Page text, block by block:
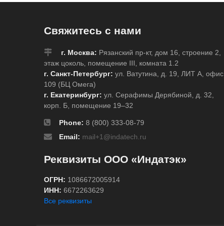
Свяжитесь с нами
г. Москва: Рязанский пр-кт, дом 16, строение 2,
этаж цоколь, помещение III, комната 1.2
г. Санкт-Петербург: ул. Ватутина, д. 19, ЛИТ А, офис
109 (БЦ Омега)
г. Екатеринбург: ул. Серафимы Дерябиной, д. 32,
корп. Б, помещение 19–32
Phone: 8 (800) 333-08-79
Email: mail+1@indatech.ru
Реквизиты ООО «Индатэк»
ОГРН: 1086672005914
ИНН: 6672263629
Все реквизиты